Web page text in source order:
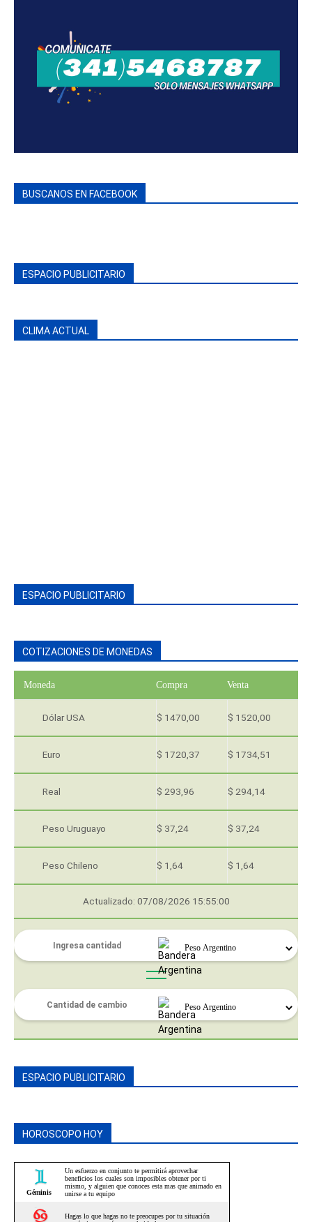
BUSCANOS EN FACEBOOK
ESPACIO PUBLICITARIO
CLIMA ACTUAL
ESPACIO PUBLICITARIO
COTIZACIONES DE MONEDAS
Moneda Compra Venta
Dólar USA $ 1470,00 $ 1520,00
Euro $ 1720,37 $ 1734,51
Real $ 293,96 $ 294,14
Peso Uruguayo $ 37,24 $ 37,24
Peso Chileno $ 1,64 $ 1,64
Actualizado: 07/08/2026 15:55:00
ESPACIO PUBLICITARIO
HOROSCOPO HOY